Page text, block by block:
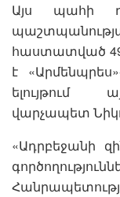
Այս պահի
հաստատված 49
է
ելույթում
վարչապետ
«Ադրբեջանի